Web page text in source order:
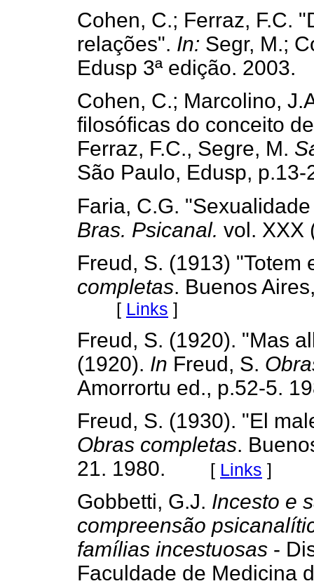
Cohen, C.; Ferraz, F.C.
relações". In: Segr, M.;
Edusp 3ª edição. 2003.
Cohen, C.; Marcolino,
filosóficas do conceito
Ferraz, F.C., Segre, M.
São Paulo, Edusp,
Faria, C.G.
Bras. Psicanal. vol. XXX
Freud, S. (1913) "Totem
completas. Buenos
[ Links ]
Freud, S. (1920). "Mas
(1920). In Freud, S.
Amorrortu ed., p.52-5.
Freud, S. (1930). "El
Obras completas.
21. 1980.
[ Links ]
Gobbetti, G.J. Incesto e
compreensão
famílias incestuosas -
Faculdade de Medicina